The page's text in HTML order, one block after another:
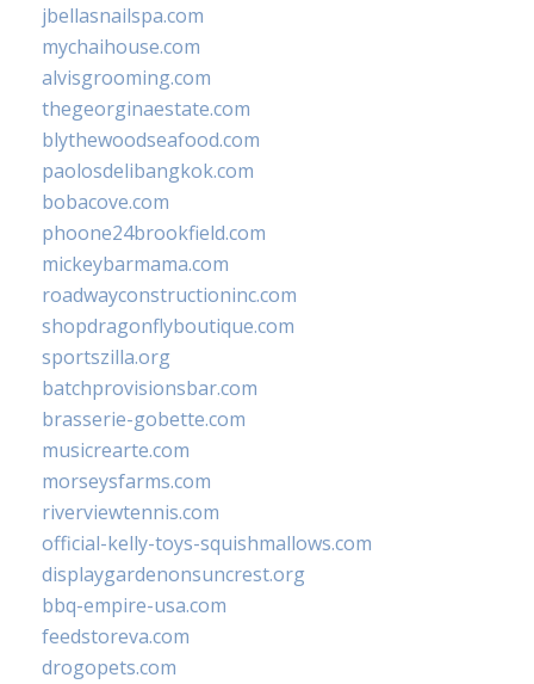
jbellasnailspa.com
mychaihouse.com
alvisgrooming.com
thegeorginaestate.com
blythewoodseafood.com
paolosdelibangkok.com
bobacove.com
phoone24brookfield.com
mickeybarmama.com
roadwayconstructioninc.com
shopdragonflyboutique.com
sportszilla.org
batchprovisionsbar.com
brasserie-gobette.com
musicrearte.com
morseysfarms.com
riverviewtennis.com
official-kelly-toys-squishmallows.com
displaygardenonsuncrest.org
bbq-empire-usa.com
feedstoreva.com
drogopets.com